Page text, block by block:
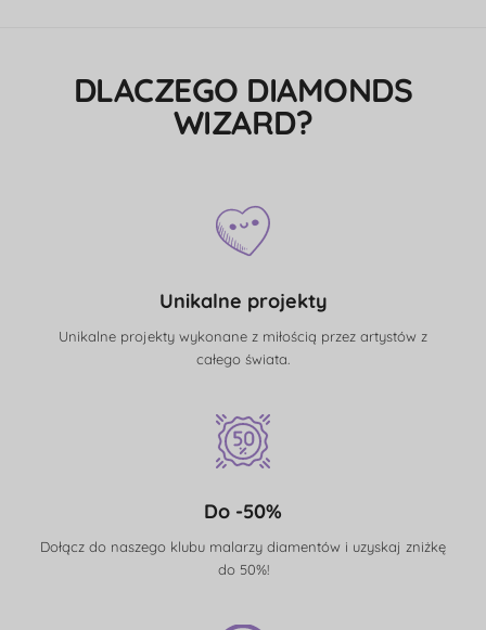
DLACZEGO DIAMONDS
WIZARD?
Unikalne projekty
Unikalne projekty wykonane z miłością przez artystów z
całego świata.
Do -50%
Dołącz do naszego klubu malarzy diamentów i uzyskaj zniżkę
do 50%!